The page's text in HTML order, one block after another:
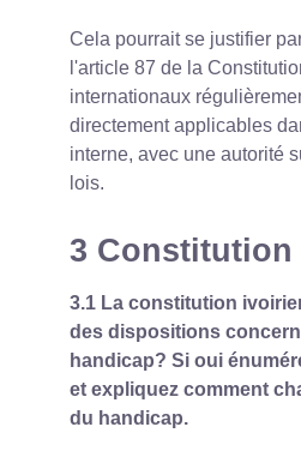
Cela pourrait se justifier
l'article 87 de la
internationaux
directement applicables
interne, avec une autorité
lois.
3 Constitution
3.1 La constitution
des dispositions
handicap? Si oui
et expliquez comment
du handicap.